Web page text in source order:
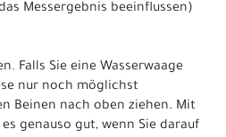
Messergebnis beeinflussen)
Falls Sie eine Wasserwaage
nur noch möglichst
Beinen nach oben ziehen. Mit
genauso gut, wenn Sie darauf